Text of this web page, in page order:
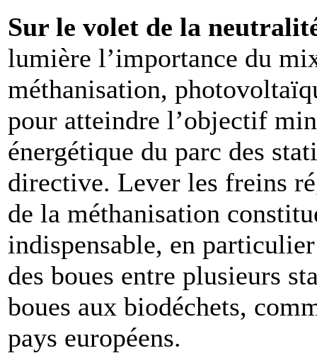
Sur le volet de la
lumière l’importance du
méthanisation,
pour atteindre l’objectif
énergétique du parc des
directive. Lever les freins
de la méthanisation
indispensable, en
des boues entre plusieurs
boues aux biodéchets,
pays européens.